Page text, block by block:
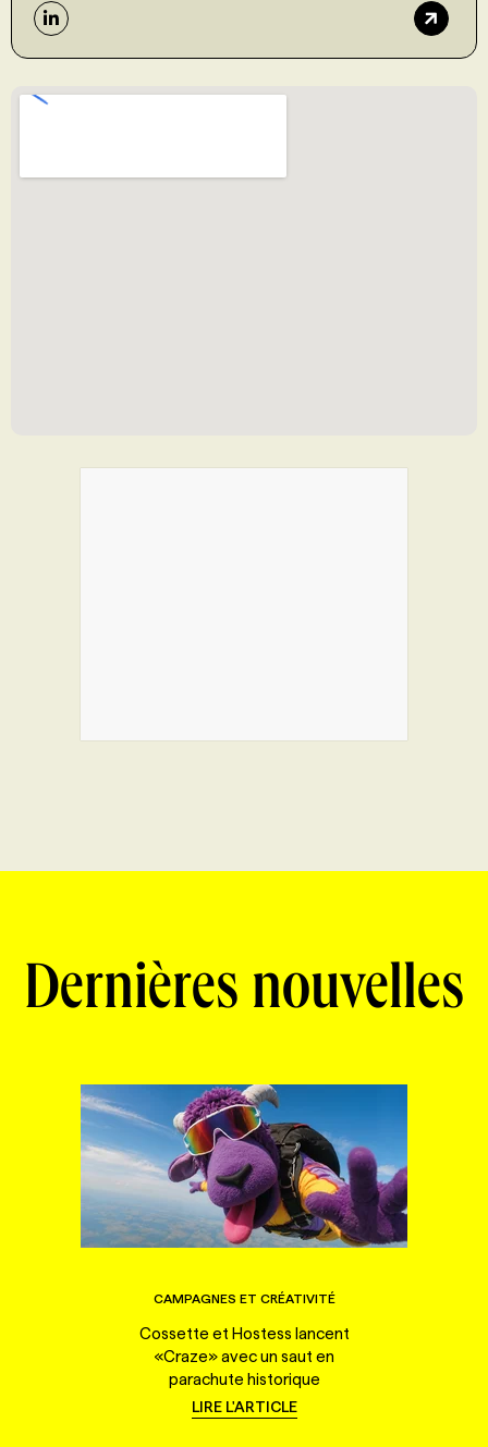
Dernières nouvelles
CAMPAGNES ET CRÉATIVITÉ
Cossette et Hostess lancent
«Craze» avec un saut en
parachute historique
LIRE L'ARTICLE